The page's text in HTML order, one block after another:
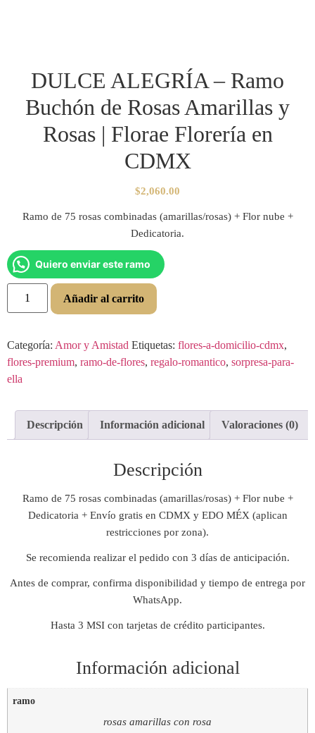
DULCE ALEGRÍA – Ramo
Buchón de Rosas Amarillas y
Rosas | Florae Florería en
CDMX
$2,060.00
Ramo de 75 rosas combinadas (amarillas/rosas) + Flor nube +
Dedicatoria.
Quiero enviar este ramo
Añadir al carrito
Categoría: Amor y Amistad Etiquetas: flores-a-domicilio-cdmx,
flores-premium, ramo-de-flores, regalo-romantico, sorpresa-para-
ella
Descripción Información adicional Valoraciones (0)
Descripción
Ramo de 75 rosas combinadas (amarillas/rosas) + Flor nube +
Dedicatoria + Envío gratis en CDMX y EDO MÉX (aplican
restricciones por zona).
Se recomienda realizar el pedido con 3 días de anticipación.
Antes de comprar, confirma disponibilidad y tiempo de entrega por
WhatsApp.
Hasta 3 MSI con tarjetas de crédito participantes.
Información adicional
ramo
rosas amarillas con rosa